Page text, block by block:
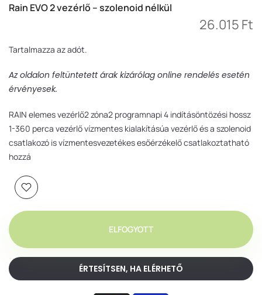
Rain EVO 2 vezérlő – szolenoid nélkül
26.015 Ft
Tartalmazza az adót.
Az oldalon feltüntetett árak kizárólag online rendelés esetén
érvényesek.
RAIN elemes vezérlő2 zóna2 programnapi 4 indításöntözési hossz
1-360 perca vezérlő vízmentes kialakításúa vezérlő és a szolenoid
csatlakozó is vízmentesvezetékes esőérzékelő csatlakoztatható
hozzá
ELFOGYOTT
ÉRTESÍTSEN, HA ELÉRHETŐ